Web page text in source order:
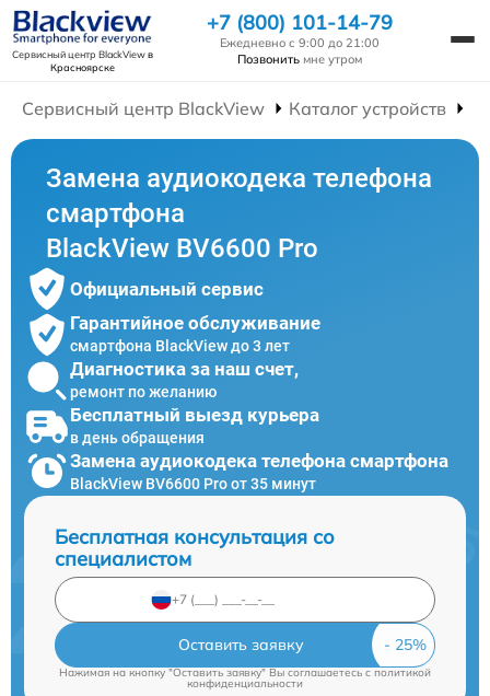
Сервисный центр BlackViewв
Красноярске
+7 (800) 101-14-79
Ежедневно с 9:00 до 21:00
Позвонить мне утром
Сервисный центр BlackView Каталог устройств
Замена аудиокодека телефона
смартфона
BlackView BV6600 Pro
Официальный сервис
Гарантийное обслуживание
смартфона BlackView до 3 лет
Диагностика за наш счет,
ремонт по желанию
Бесплатный выезд курьера
в день обращения
Замена аудиокодека телефона смартфона
BlackView BV6600 Pro от 35 минут
Бесплатная консультация со
специалистом
Оставить заявку
Нажимая на кнопку "Оставить заявку" Вы соглашаетесь cполитикой
конфиденциальности